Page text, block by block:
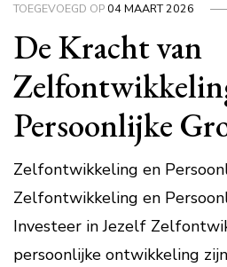
TOEGEVOEGD OP04 MAART 2026
De Kracht van
Persoonlijke
Zelfontwikkeling en
Zelfontwikkeling en
Investeer in Jezelf
persoonlijke ontwikkeling